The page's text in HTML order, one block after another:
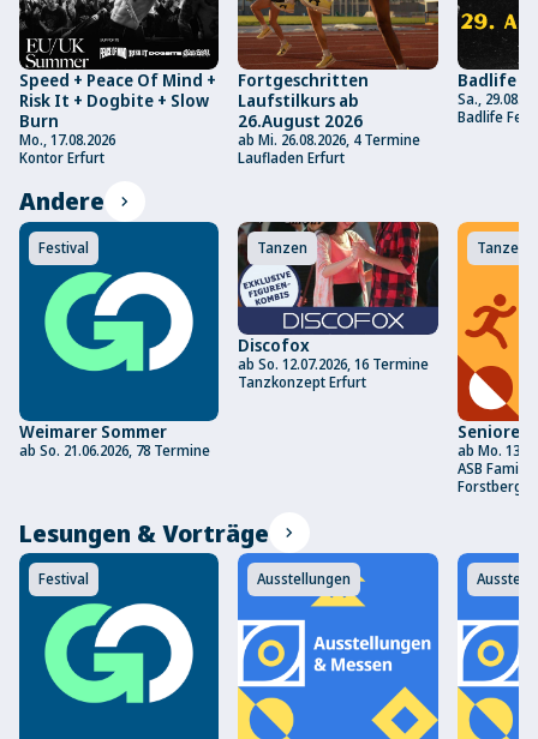
Speed + Peace Of Mind +
Risk It + Dogbite + Slow
Burn
Mo., 17.08.2026
Kontor Erfurt
Fortgeschritten
Laufstilkurs ab
26.August 2026
ab Mi. 26.08.2026, 4 Termine
Laufladen Erfurt
Badlife
Sa.,
Badlife
Andere chevron_right
Festival
Weimarer Sommer
ab So. 21.06.2026, 78 Termine
Tanzen
Discofox
ab So. 12.07.2026, 16 Termine
Tanzkonzept Erfurt
Tanzen
ab Mo.
ASB
Forstberg"
Lesungen & Vorträge chevron_right
Festival Ausstellungen